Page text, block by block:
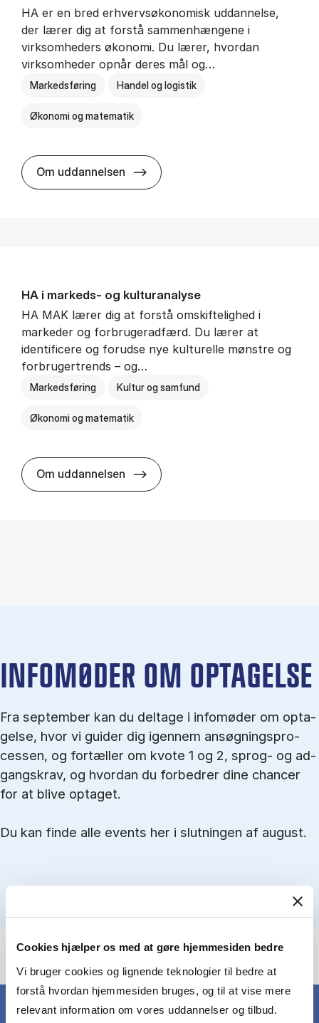
Cookies hjælper os med at gøre hjemmesiden bedre
Vi bruger cookies og lignende teknologier til bedre at
forstå hvordan hjemmesiden bruges, og til at vise mere
relevant information om vores uddannelser og tilbud.
HA er en bred erhvervsøkonomisk uddannelse,
der lærer dig at forstå sammenhængene i
virksomheders økonomi. Du lærer, hvordan
virksomheder opnår deres mål og…
Markedsføring Handel og logistik
Økonomi og matematik
Om uddannelsen HA al­men erhvervs­økonomi
HA i mar­keds- og kul­tu­r­a­na­ly­se
HA MAK lærer dig at forstå omskiftelighed i
markeder og forbrugeradfærd. Du lærer at
identificere og forudse nye kulturelle mønstre og
forbrugertrends – og…
Markedsføring Kultur og samfund
Økonomi og matematik
Om uddannelsen HA i mar­keds- og kul­tu­r­a­na­ly­se
IN­FO­MØ­DER OM OP­TA­GEL­SE
Fra september kan du del­tage i in­fo­mø­der om op­ta­
gel­se, hvor vi gu­i­der dig igen­nem an­søg­nings­pro­
ces­sen, og for­tæl­ler om kvo­te 1 og 2, sprog- og ad­
gangs­krav, og hvordan du forbedrer dine chancer
for at blive optaget.
Du kan finde alle events her i slutningen af august.